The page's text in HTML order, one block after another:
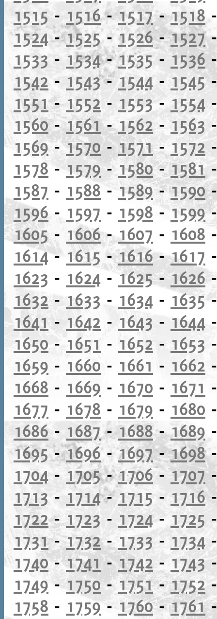
1515- 1516-1517-1518
1524-1525-1526-1527
1533 - 1534-1535 - 1536
1542 - 1543-1544- 1545
1551-1552 - 1553- 1554
1560-1561-1562-1563
1569-1570-1571- 1572
1578-1579- 1580-1581
1587 - 1588 -1589-1590
1596- 1597 - 1598 - 1599
1605- 1606-1607 - 1608
1614- 1615 -1616-1617
1623 - 1624 - 1625-1626
1632-1633 - 1634 - 1635
1641- 1642 - 1643 - 1644
1650- 1651 - 1652 - 1653
1659 - 1660 - 1661 - 1662
1668 - 1669 - 1670 - 1671
1677 - 1678 - 1679 - 1680
1686 - 1687-1688-1689
1695-1696-1697-1698
1704 - 1705-1706-1707
1713 - 1714- 1715- 1716
1722-1723 - 1724- 1725
1731-1732-1733- 1734
1740-1741-1742 -1743
1749-1750-1751-1752
1758 - 1759-1760-1761